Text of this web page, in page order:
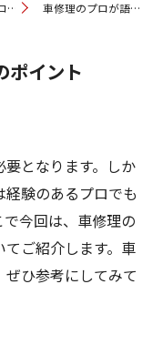
ム 車修理のプロが語る整備のポイント
ポイント
となります。しか
験のあるプロでも
今回は、車修理の
ご紹介します。車
ひ参考にしてみて